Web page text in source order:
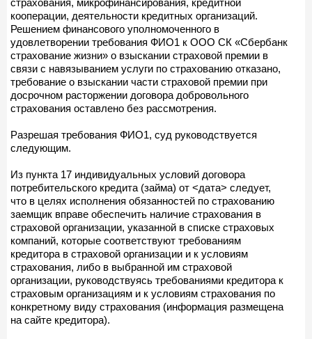
кооперации, деятельности кредитных организаций.
Решением финансового уполномоченного в
удовлетворении требования ФИО1 к ООО СК «Сбербанк
страхование жизни» о взыскании страховой премии в
связи с навязыванием услуги по страхованию отказано,
требование о взыскании части страховой премии при
досрочном расторжении договора добровольного
страхования оставлено без рассмотрения.
Разрешая требования ФИО1, суд руководствуется
следующим.
Из пункта 17 индивидуальных условий договора
потребительского кредита (займа) от <дата> следует,
что в целях исполнения обязанностей по страхованию
заемщик вправе обеспечить наличие страхования в
страховой организации, указанной в списке страховых
компаний, которые соответствуют требованиям
кредитора в страховой организации и к условиям
страхования, либо в выбранной им страховой
организации, руководствуясь требованиями кредитора к
страховым организациям и к условиям страхования по
конкретному виду страхования (информация размещена
на сайте кредитора).